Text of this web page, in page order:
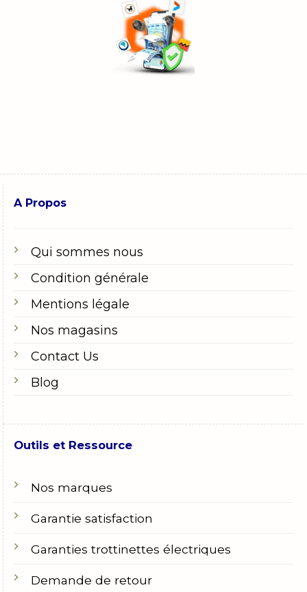
A Propos
Qui sommes nous
Condition générale
Mentions légale
Nos magasins
Contact Us
Blog
Outils et Ressource
Nos marques
Garantie satisfaction
Garanties trottinettes électriques
Demande de retour